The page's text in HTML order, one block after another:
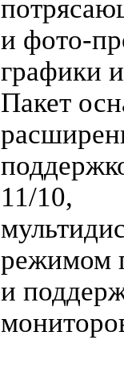
и фото-
графики
Пакет
11/10,
режимом
и